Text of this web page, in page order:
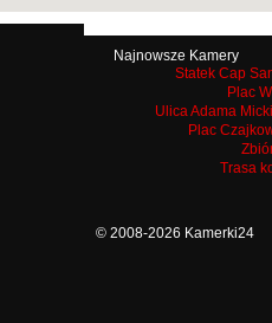
Najnowsze Kamery
Statek Cap
Plac
Ulica Adama
Plac
Trasa
© 2008-2026 Kamerki24